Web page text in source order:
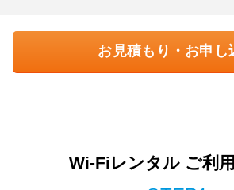
お見積もり・お申し
Wi-Fiレンタル ご利